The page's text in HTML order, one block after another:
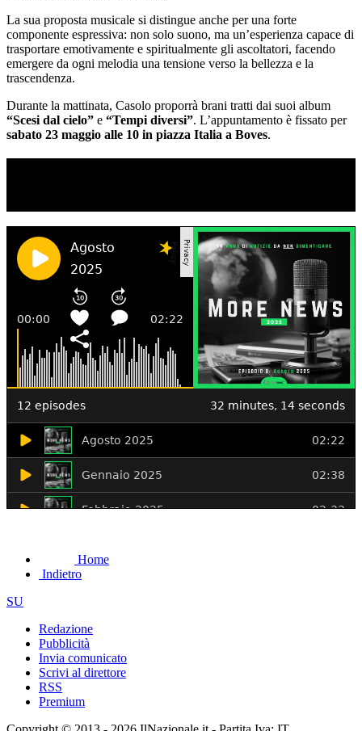
La sua proposta musicale si distingue anche per una forte
componente espressiva: non solo suono, ma un’esperienza capace di
trasportare emotivamente e spiritualmente gli ascoltatori, facendo
emergere da ogni melodia una tensione verso la bellezza e la
trascendenza.
Durante la mattinata, Casolo proporrà brani tratti dai suoi album
“Scesi dal cielo” e “Tempi diversi”. L’appuntamento è fissato per
sabato 23 maggio alle 10 in piazza Italia a Boves.
Home
Indietro
SU
Redazione
Pubblicità
Invia comunicato
Scrivi al direttore
RSS
Premium